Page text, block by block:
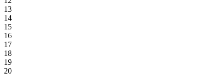
13
14
15
16
17
18
19
20